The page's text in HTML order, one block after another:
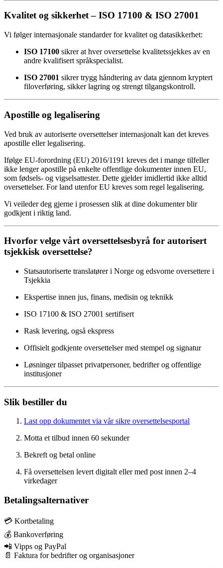
Kvalitet og sikkerhet – ISO 17100 & ISO 27001
Vi følger internasjonale standarder for kvalitet og datasikkerhet:
ISO 17100 sikrer at hver oversettelse kvalitetssjekkes av en
andre kvalifisert språkspecialist.
ISO 27001 sikrer trygg håndtering av data gjennom kryptert
filoverføring, sikker lagring og strengt tilgangskontroll.
Apostille og legalisering
Ved bruk av autoriserte oversettelser internasjonalt kan det kreves
apostille eller legalisering.
Ifølge EU-forordning (EU) 2016/1191 kreves det i mange tilfeller
ikke lenger apostille på enkelte offentlige dokumenter innen EU,
som fødsels- og vigselsattester. Dette gjelder imidlertid ikke alltid
oversettelser. For land utenfor EU kreves som regel legalisering.
Vi veileder deg gjerne i prosessen slik at dine dokumenter blir
godkjent i riktig land.
Hvorfor velge vårt oversettelsesbyrå for autorisert
tsjekkisk oversettelse?
Statsautoriserte translatører i Norge og edsvorne oversettere i
Tsjekkia
Ekspertise innen jus, finans, medisin og teknikk
ISO 17100 & ISO 27001 sertifisert
Rask levering, også ekspress
Offisielt godkjente oversettelser med stempel og signatur
Løsninger tilpasset privatpersoner, bedrifter og offentlige
institusjoner
Slik bestiller du
Last opp dokumentet via vår sikre oversettelsesportal
Motta et tilbud innen 60 sekunder
Bekreft og betal online
Få oversettelsen levert digitalt eller med post innen 2–4
virkedager
Betalingsalternativer
💳 Kortbetaling
💰 Bankoverføring
📲 Vipps og PayPal
📄 Faktura for bedrifter og organisasjoner